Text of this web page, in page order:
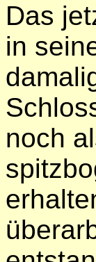
Das
in
noch